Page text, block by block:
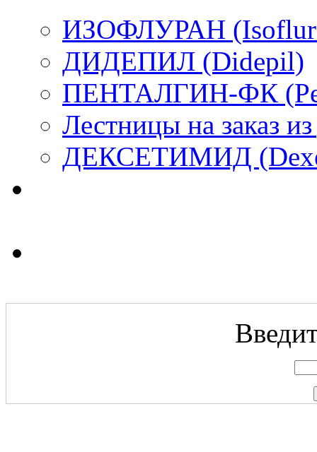
ИЗОФЛУРАН
ДИДЕПИЛ (Didepil)
ПЕНТАЛГИН-ФК
Лестницы на заказ из
ДЕКСЕТИМИД